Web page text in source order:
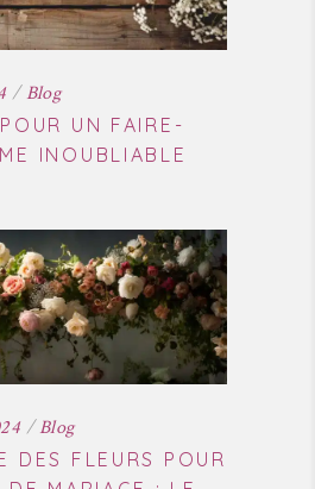
Blog
UN FAIRE-
INOUBLIABLE
Blog
DES FLEURS POUR